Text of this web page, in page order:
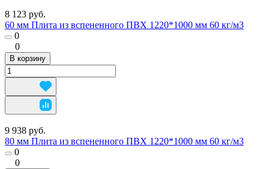
8 123 руб.
60 мм Плита из вспененного ПВХ 1220*1000 мм 60 кг/м3
0
0
В корзину
9 938 руб.
80 мм Плита из вспененного ПВХ 1220*1000 мм 60 кг/м3
0
0